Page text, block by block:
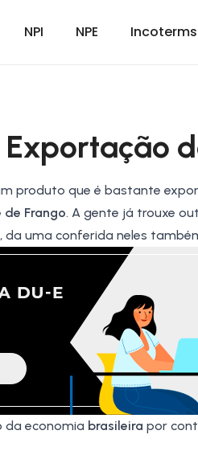
NPI NPE Incoterms
produto que é bastante
de Frango. A gente já trouxe
da uma conferida neles
economia brasileira por